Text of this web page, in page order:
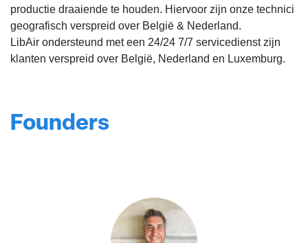
productie draaiende te houden. Hiervoor zijn onze technici
geografisch verspreid over België & Nederland.
LibAir ondersteund met een 24/24 7/7 servicedienst zijn
klanten verspreid over België, Nederland en Luxemburg.
Founders